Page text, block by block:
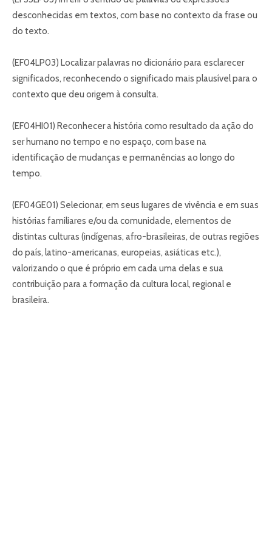
desconhecidas em textos, com base no contexto da frase ou
do texto.
(EF04LP03) Localizar palavras no dicionário para esclarecer
significados, reconhecendo o significado mais plausível para o
contexto que deu origem à consulta.
(EF04HI01) Reconhecer a história como resultado da ação do
ser humano no tempo e no espaço, com base na
identificação de mudanças e permanências ao longo do
tempo.
(EF04GE01) Selecionar, em seus lugares de vivência e em suas
histórias familiares e/ou da comunidade, elementos de
distintas culturas (indígenas, afro-brasileiras, de outras regiões
do país, latino-americanas, europeias, asiáticas etc.),
valorizando o que é próprio em cada uma delas e sua
contribuição para a formação da cultura local, regional e
brasileira.